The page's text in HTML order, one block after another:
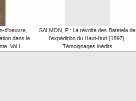
d'oeuvre,
dans le
Vol.I
SALMON, P.: La révolte des Batetela de
l’expédition du Haut-Ituri (1897).
Témoignages inédits